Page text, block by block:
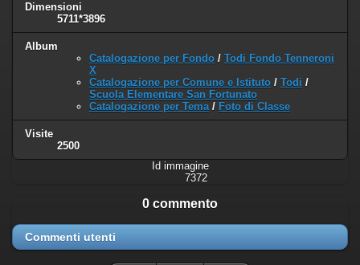
Dimensioni
5711*3896
Album
Catalogazione per Fondo / Todi Fondo Tenneroni
X
Catalogazione per Comune e Istituto / Todi /
Scuola Elementare San Fortunato
Catalogazione per Tema / Foto di Classe
Visite
2500
Id immagine
7372
0 commento
Commenti utenti